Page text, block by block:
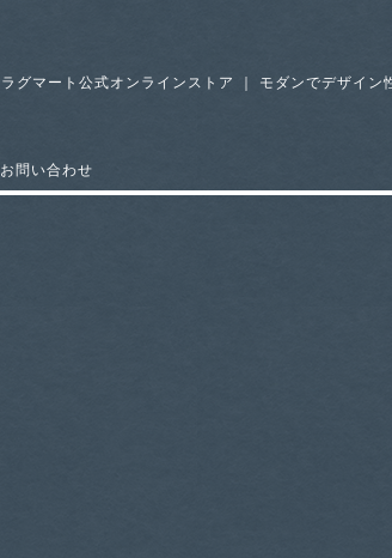
ラグマート公式オンラインストア ｜ モダンでデザイン
お問い合わせ